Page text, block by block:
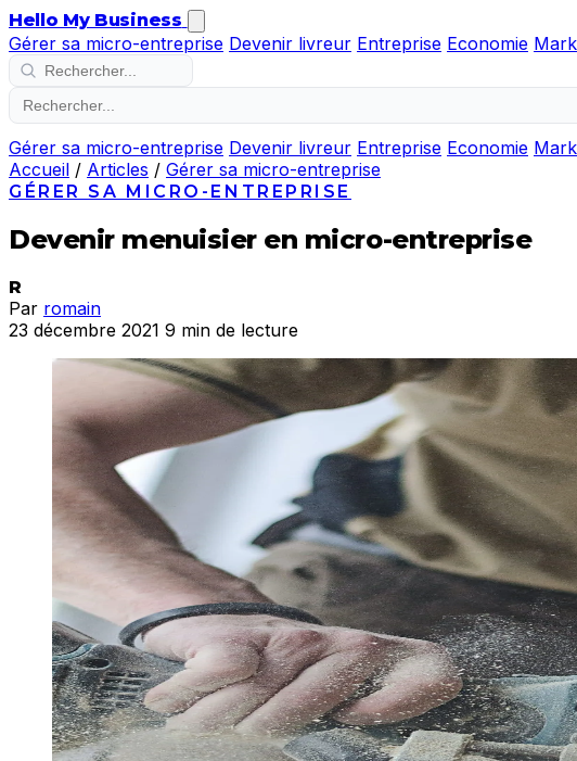
Hello My Business
Gérer sa micro-entreprise Devenir livreur Entreprise Economie
Gérer sa micro-entreprise Devenir livreur Entreprise Economie
Accueil / Articles / Gérer sa micro-entreprise
GÉRER SA MICRO-ENTREPRISE
Devenir menuisier en micro-entreprise
R
Par romain
23 décembre 2021 9 min de lecture